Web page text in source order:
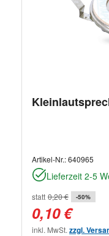
Artikel-Nr.:640965
Lieferzeit 2-5
statt 0,20 € -50%
0,10 €
inkl. MwSt. zzgl.